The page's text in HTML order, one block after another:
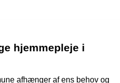
hjemmepleje i
afhænger af ens behov og